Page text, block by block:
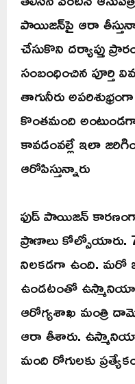
పాయిజన్‌పై ఆరా
చేసుకొని దర్యాప్తు
సంబంధించిన పూర్తి
తాగునీరు
కొంతమంది
కావడంవల్లే ఇలా
ఆరోపిస్తున్నారు
ఫుడ్ పాయిజన్
ప్రాణాలు కోల్పోయారు.
నిలకడగా ఉంది. మరో
ఉండటంతో ఉస్మానియా
ఆరోగ్యశాఖ మంత్రి
ఆరా తీశారు.
మంది రోగులకు